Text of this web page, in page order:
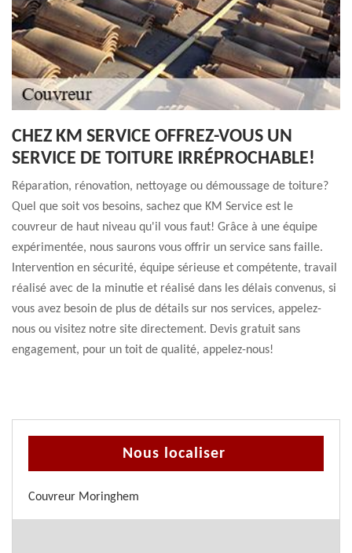
CHEZ KM SERVICE OFFREZ-VOUS UN
SERVICE DE TOITURE IRRÉPROCHABLE!
Réparation, rénovation, nettoyage ou démoussage de toiture?
Quel que soit vos besoins, sachez que KM Service est le
couvreur de haut niveau qu'il vous faut! Grâce à une équipe
expérimentée, nous saurons vous offrir un service sans faille.
Intervention en sécurité, équipe sérieuse et compétente, travail
réalisé avec de la minutie et réalisé dans les délais convenus, si
vous avez besoin de plus de détails sur nos services, appelez-
nous ou visitez notre site directement. Devis gratuit sans
engagement, pour un toit de qualité, appelez-nous!
Nous localiser
Couvreur Moringhem